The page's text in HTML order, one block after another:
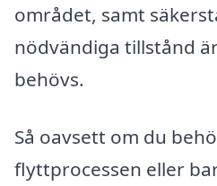
området, samt
nödvändiga tillstånd
behövs.
Så oavsett om du
flyttprocessen eller